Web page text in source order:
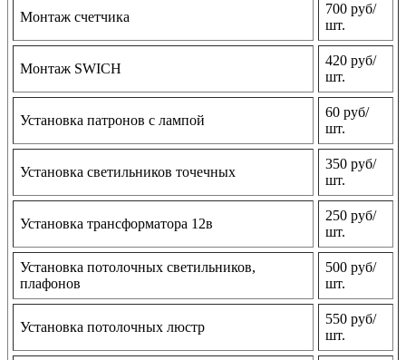
Монтаж счетчика
700 руб/
шт.
Монтаж SWICH
420 руб/
шт.
Установка патронов с лампой
60 руб/
шт.
Установка светильников точечных
350 руб/
шт.
Установка трансформатора 12в
250 руб/
шт.
Установка потолочных светильников,
плафонов
500 руб/
шт.
Установка потолочных люстр
550 руб/
шт.